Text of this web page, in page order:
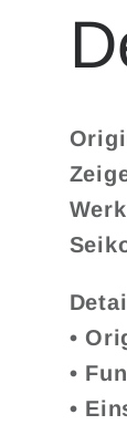
•
•
•